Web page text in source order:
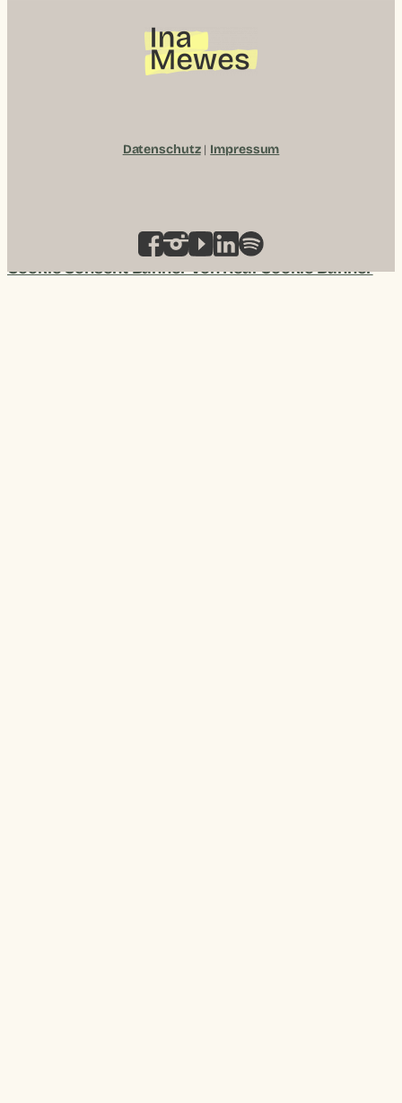
Datenschutz| Impressum
Cookie Consent Banner von Real Cookie Banner